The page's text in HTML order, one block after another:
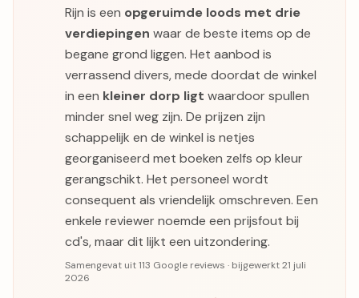
Rijn is een opgeruimde loods met drie
verdiepingen waar de beste items op de
begane grond liggen. Het aanbod is
verrassend divers, mede doordat de winkel
in een kleiner dorp ligt waardoor spullen
minder snel weg zijn. De prijzen zijn
schappelijk en de winkel is netjes
georganiseerd met boeken zelfs op kleur
gerangschikt. Het personeel wordt
consequent als vriendelijk omschreven. Een
enkele reviewer noemde een prijsfout bij
cd's, maar dit lijkt een uitzondering.
Samengevat uit 113 Google reviews · bijgewerkt 21 juli
2026